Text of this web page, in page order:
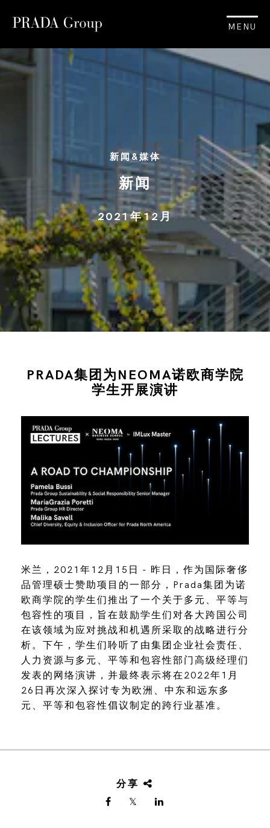
MENU
新闻&媒体
新闻
2021年12月
PRADA集团为NEOMA诺欧商学院
学生开展演讲
米兰，2021年12月15日 - 昨日，作为国际奢侈
品管理硕士赞助项目的一部分，Prada集团为诺
欧商学院的学生们推出了一个关于多元、平等与
包容性的项目，旨在鼓励学生们对各大跨国公司
在该领域为应对挑战和机遇所采取的战略进行分
析。下午，学生们聆听了由集团企业社会责任、
人力资源与多元、平等和包容性部门高级经理们
发表的网络演讲，并最终表示将在2022年1月
26日再次深入探讨专为欧洲、中东和远东多
元、平等和包容性倡议制定的跨行业基准。
分享